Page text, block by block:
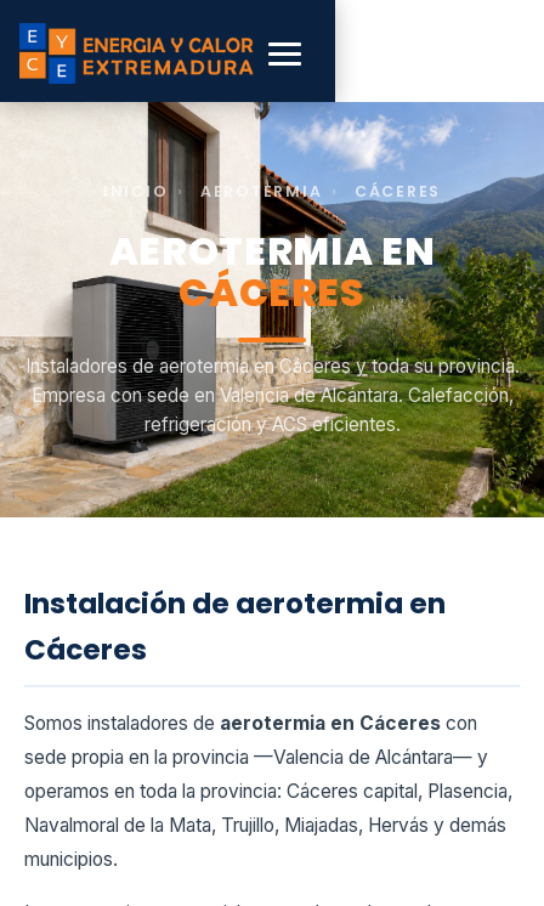
INICIO › AEROTERMIA › CÁCERES
AEROTERMIA EN
CÁCERES
Instaladores de aerotermia en Cáceres y toda su provincia.
Empresa con sede en Valencia de Alcántara. Calefacción,
refrigeración y ACS eficientes.
Instalación de aerotermia en
Cáceres
Somos instaladores de aerotermia en Cáceres con
sede propia en la provincia —Valencia de Alcántara— y
operamos en toda la provincia: Cáceres capital, Plasencia,
Navalmoral de la Mata, Trujillo, Miajadas, Hervás y demás
municipios.